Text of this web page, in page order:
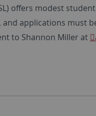
offers modest
and applications must
to Shannon Miller at